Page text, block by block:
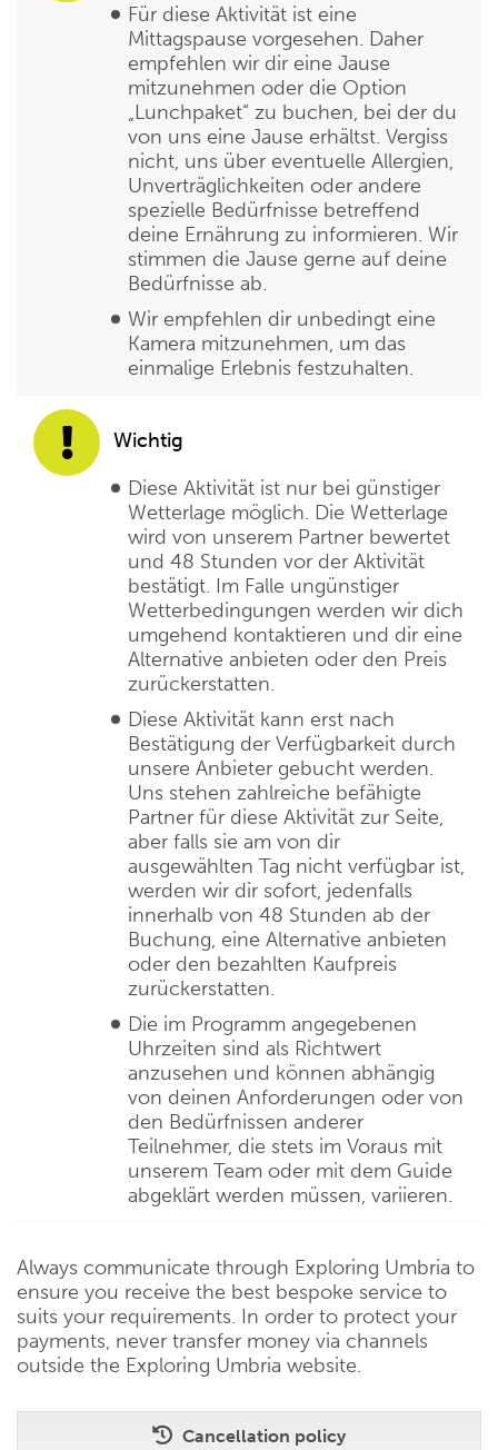
Für diese Aktivität ist eine
Mittagspause vorgesehen. Daher
empfehlen wir dir eine Jause
mitzunehmen oder die Option
„Lunchpaket“ zu buchen, bei der du
von uns eine Jause erhältst. Vergiss
nicht, uns über eventuelle Allergien,
Unverträglichkeiten oder andere
spezielle Bedürfnisse betreffend
deine Ernährung zu informieren. Wir
stimmen die Jause gerne auf deine
Bedürfnisse ab.
Wir empfehlen dir unbedingt eine
Kamera mitzunehmen, um das
einmalige Erlebnis festzuhalten.
Wichtig
Diese Aktivität ist nur bei günstiger
Wetterlage möglich. Die Wetterlage
wird von unserem Partner bewertet
und 48 Stunden vor der Aktivität
bestätigt. Im Falle ungünstiger
Wetterbedingungen werden wir dich
umgehend kontaktieren und dir eine
Alternative anbieten oder den Preis
zurückerstatten.
Diese Aktivität kann erst nach
Bestätigung der Verfügbarkeit durch
unsere Anbieter gebucht werden.
Uns stehen zahlreiche befähigte
Partner für diese Aktivität zur Seite,
aber falls sie am von dir
ausgewählten Tag nicht verfügbar ist,
werden wir dir sofort, jedenfalls
innerhalb von 48 Stunden ab der
Buchung, eine Alternative anbieten
oder den bezahlten Kaufpreis
zurückerstatten.
Die im Programm angegebenen
Uhrzeiten sind als Richtwert
anzusehen und können abhängig
von deinen Anforderungen oder von
den Bedürfnissen anderer
Teilnehmer, die stets im Voraus mit
unserem Team oder mit dem Guide
abgeklärt werden müssen, variieren.
Always communicate through Exploring Umbria to
ensure you receive the best bespoke service to
suits your requirements. In order to protect your
payments, never transfer money via channels
outside the Exploring Umbria website.
Cancellation policy